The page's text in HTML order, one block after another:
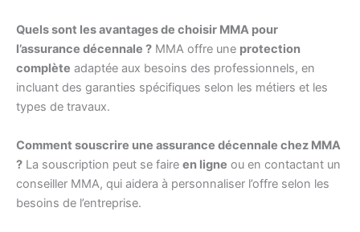
Quels sont les avantages de choisir MMA pour
l’assurance décennale ? MMA offre une protection
complète adaptée aux besoins des professionnels, en
incluant des garanties spécifiques selon les métiers et les
types de travaux.
Comment souscrire une assurance décennale chez MMA
? La souscription peut se faire en ligne ou en contactant un
conseiller MMA, qui aidera à personnaliser l’offre selon les
besoins de l’entreprise.